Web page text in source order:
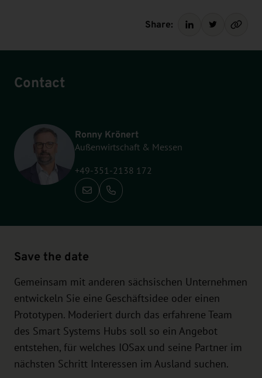
Share:
Contact
Ronny Krönert
Außenwirtschaft & Messen
+49-351-2138 172
Call: +49-351-2138 172
Save the date
Gemeinsam mit anderen sächsischen Unternehmen
entwickeln Sie eine Geschäftsidee oder einen
Prototypen. Moderiert durch das erfahrene Team
des Smart Systems Hubs soll so ein Angebot
entstehen, für welches IOSax und seine Partner im
nächsten Schritt Interessen im Ausland suchen.